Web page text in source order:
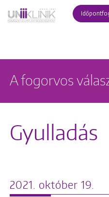
A fogorvos
Gyulladás
2021. október 19.